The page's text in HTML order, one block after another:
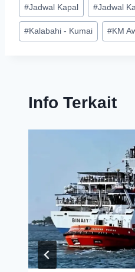
#Jadwal Kapal #Jadwal
#Kalabahi - Kumai #KM
Info Terkait